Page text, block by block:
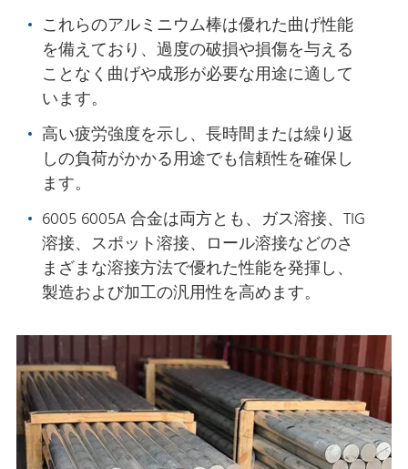
これらのアルミニウム棒は優れた曲げ性能
を備えており、過度の破損や損傷を与える
ことなく曲げや成形が必要な用途に適して
います。
高い疲労強度を示し、長時間または繰り返
しの負荷がかかる用途でも信頼性を確保し
ます。
6005 6005A 合金は両方とも、ガス溶接、TIG
溶接、スポット溶接、ロール溶接などのさ
まざまな溶接方法で優れた性能を発揮し、
製造および加工の汎用性を高めます。